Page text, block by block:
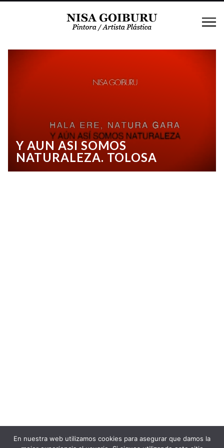
Y AUN ASI SOMOS
NATURALEZA. TOLOSA
En nuestra web utilizamos cookies para asegurar que damos la